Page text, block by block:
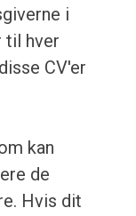
i
til hver
CV'er
kan
de
Hvis dit